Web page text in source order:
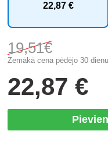
22,87 €
19,51€
Zemākā cena pēdējo 30
22,87 €